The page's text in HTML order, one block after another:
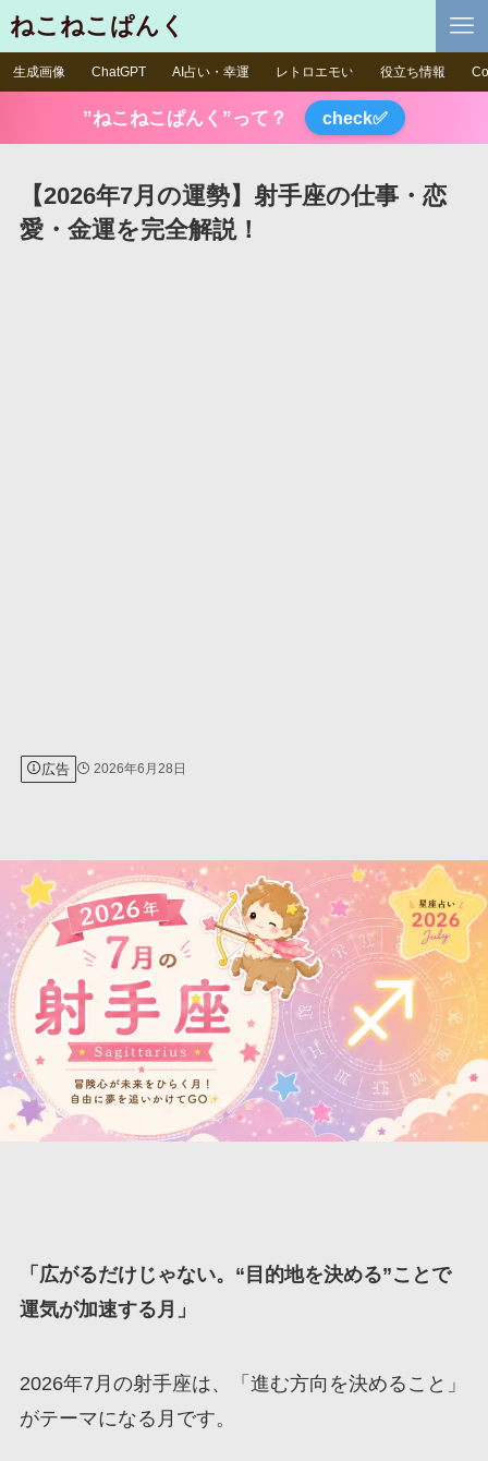
ねこねこぱんく
生成画像 ChatGPT AI占い・幸運 レトロエモい 役立ち情報
”ねこねこぱんく”って？ check✅
【2026年7月の運勢】射手座の仕事・恋
愛・金運を完全解説！
広告 2026年6月28日
「広がるだけじゃない。“目的地を決める”ことで
運気が加速する月」
2026年7月の射手座は、「進む方向を決めること」
がテーマになる月です。